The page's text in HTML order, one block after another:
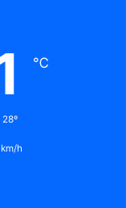
℃
28º
h